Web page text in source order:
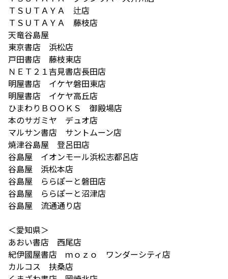
ＴＳＵＴＡＹＡ 辻店
ＴＳＵＴＡＹＡ 藤枝店
天竜谷島屋
東京書店 浜松店
戸田書店 藤枝東店
ＮＥＴ２１吉見書店長田店
明屋書店 イケヤ磐田東店
明屋書店 イケヤ高丘店
ひまわりＢＯＯＫＳ 御殿場店
本のサガミヤ デュオ店
マルサン書店 サントムーン店
焼津谷島屋 登呂田店
谷島屋 イオンモール浜松志都呂店
谷島屋 浜松本店
谷島屋 ららぽーと磐田店
谷島屋 ららぽーと沼津店
谷島屋 流通通り店
＜愛知県＞
あおい書店 西尾店
紀伊國屋書店 ｍｏｚｏ ワンダーシティ店
カルコス 扶桑店